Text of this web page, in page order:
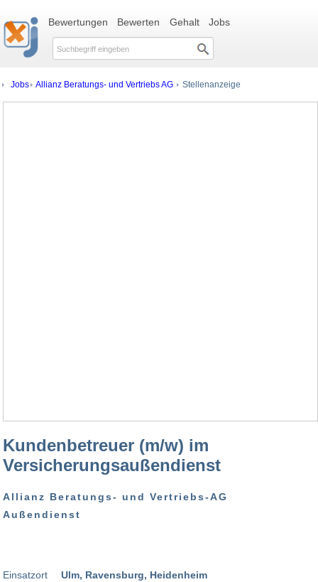
Bewertungen Bewerten Gehalt Jobs
Jobs Allianz Beratungs- und Vertriebs AG Stellenanzeige
Kundenbetreuer (m/w) im
Versicherungsaußendienst
Allianz Beratungs- und Vertriebs-AG
Außendienst
Einsatzort Ulm, Ravensburg, Heidenheim